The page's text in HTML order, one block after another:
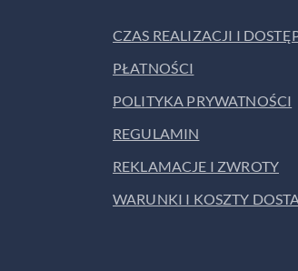
CZAS REALIZACJI I
PŁATNOŚCI
POLITYKA PRYWATNOŚCI
REGULAMIN
REKLAMACJE I ZWROTY
WARUNKI I KOSZTY